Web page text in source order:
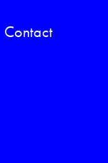
Contact